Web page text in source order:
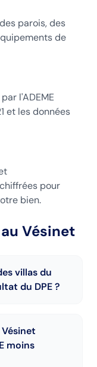
parois, des
de
l'ADEME
et les données
pour
bien.
au Vésinet
villas du
du DPE ?
moins